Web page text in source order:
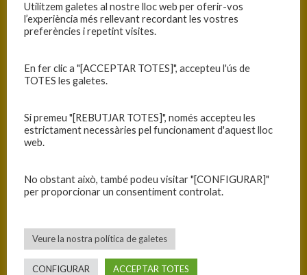
09/10/2021 9:00
C.C. Cadet Fem. 1r Any -
Primera Fase - Grup 3
RESULTATS
M. BOET Mataró 90
PISTA
Mataró - Poliesportiu Eusebi Millan
Utilitzem galetes al nostre lloc web per oferir-vos
l’experiència més rellevant recordant les vostres
preferències i repetint visites.
En fer clic a "[ACCEPTAR TOTES]", accepteu l'ús de
TOTES les galetes.
Si premeu "[REBUTJAR TOTES]", només accepteu les
estrictament necessàries pel funcionament d'aquest lloc
web.
No obstant això, també podeu visitar "[CONFIGURAR]"
per proporcionar un consentiment controlat.
Veure la nostra política de galetes
CONFIGURAR ACCEPTAR TOTES